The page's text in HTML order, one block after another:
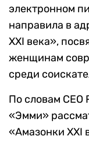
электронном
направила в
XXI века»,
женщинам
среди
По словам CEO
«Эмми»
«Амазонки XXI